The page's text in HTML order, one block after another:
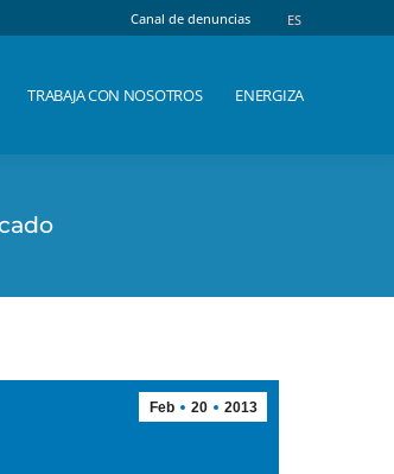
Canal de denuncias ES
TRABAJA CON NOSOTROS ENERGIZA
Feb 20 2013
Canal de denuncias ES